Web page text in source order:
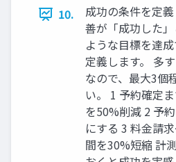
10.
成功の条件を定
善が「成功した
ような目標を達
定義します。 多
なので、最大3個
い。 1 予約確定
を50%削減 2 予
にする 3 料金請
間を30%短縮 計